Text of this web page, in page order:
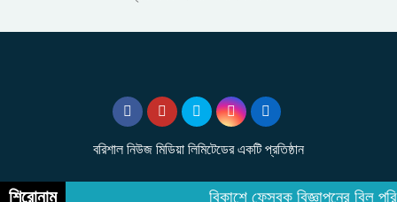
বরিশাল নিউজ মিডিয়া লিমিটেডের একটি প্রতিষ্ঠান
শিরোনাম বিকাশে ফেসবুক বিজ্ঞাপনের বিল